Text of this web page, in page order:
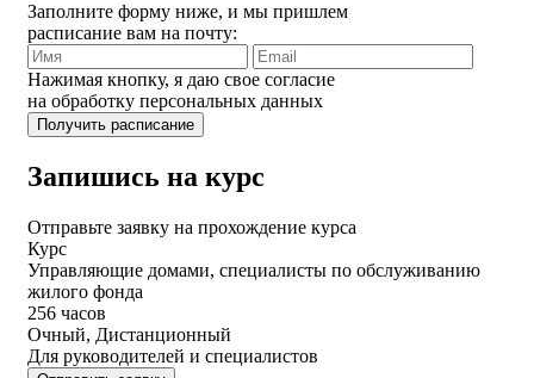
Заполните форму ниже, и мы пришлем
расписание вам на почту:
Нажимая кнопку, я даю свое согласие
на обработку персональных данных
Запишись на курс
Отправьте заявку на прохождение курса
Курс
Управляющие домами, специалисты по обслуживанию
жилого фонда
256 часов
Очный, Дистанционный
Для руководителей и специалистов